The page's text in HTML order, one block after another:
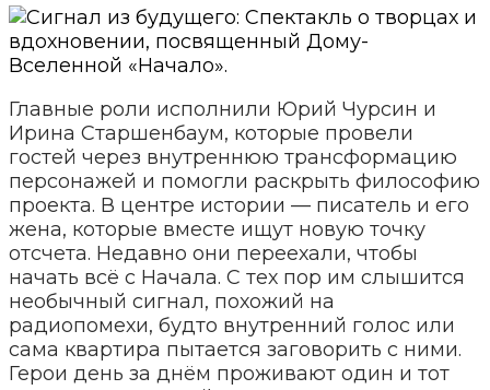
Главные роли исполнили Юрий Чурсин и
Ирина Старшенбаум, которые провели
гостей через внутреннюю трансформацию
персонажей и помогли раскрыть философию
проекта. В центре истории — писатель и его
жена, которые вместе ищут новую точку
отсчета. Недавно они переехали, чтобы
начать всё с Начала. С тех пор им слышится
необычный сигнал, похожий на
радиопомехи, будто внутренний голос или
сама квартира пытается заговорить с ними.
Герои день за днём проживают один и тот